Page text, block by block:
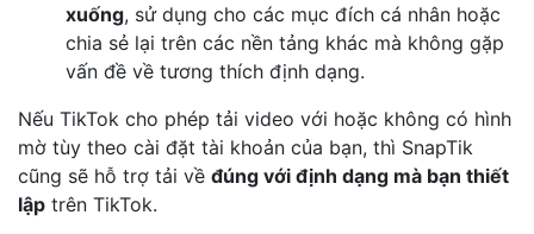
xuống, sử dụng cho các mục đích cá nhân hoặc
chia sẻ lại trên các nền tảng khác mà không gặp
vấn đề về tương thích định dạng.
Nếu TikTok cho phép tải video với hoặc không có hình
mờ tùy theo cài đặt tài khoản của bạn, thì SnapTik
cũng sẽ hỗ trợ tải về đúng với định dạng mà bạn thiết
lập trên TikTok.